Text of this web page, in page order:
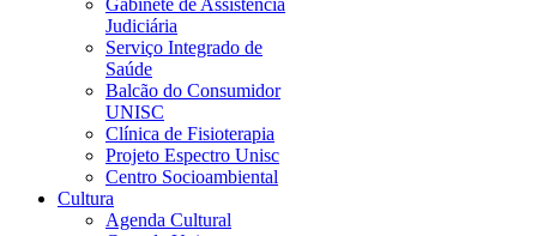
Gabinete de Assistência
Judiciária
Serviço Integrado de
Saúde
Balcão do Consumidor
UNISC
Clínica de Fisioterapia
Projeto Espectro Unisc
Centro Socioambiental
Cultura
Agenda Cultural